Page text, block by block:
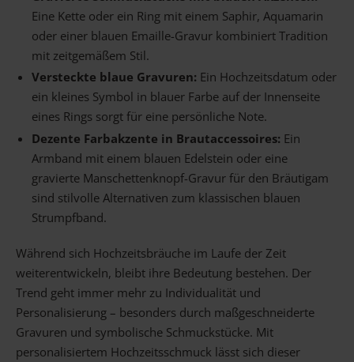
Eine Kette oder ein Ring mit einem Saphir, Aquamarin
oder einer blauen Emaille-Gravur kombiniert Tradition
mit zeitgemäßem Stil.
Versteckte blaue Gravuren: Ein Hochzeitsdatum oder
ein kleines Symbol in blauer Farbe auf der Innenseite
eines Rings sorgt für eine persönliche Note.
Dezente Farbakzente in Brautaccessoires: Ein
Armband mit einem blauen Edelstein oder eine
gravierte Manschettenknopf-Gravur für den Bräutigam
sind stilvolle Alternativen zum klassischen blauen
Strumpfband.
Während sich Hochzeitsbräuche im Laufe der Zeit
weiterentwickeln, bleibt ihre Bedeutung bestehen. Der
Trend geht immer mehr zu Individualität und
Personalisierung – besonders durch maßgeschneiderte
Gravuren und symbolische Schmuckstücke. Mit
personalisiertem Hochzeitsschmuck lässt sich dieser